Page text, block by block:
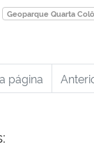
Geoparque Quarta
página